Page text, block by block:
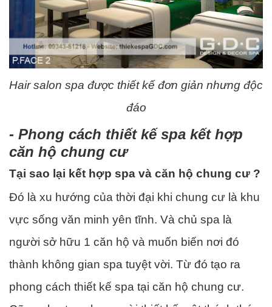
Hair salon spa được thiết kế đơn giản nhưng độc
đáo
- Phong cách thiết kế spa kết hợp
căn hộ chung cư
Tại sao lại kết hợp spa và căn hộ chung cư ?
Đó là xu hướng của thời đại khi chung cư là khu
vực sống văn minh yên tĩnh. Và chủ spa là
người sở hữu 1 căn hộ và muốn biến nơi đó
thành không gian spa tuyệt vời. Từ đó tạo ra
phong cách thiết kế spa tại căn hộ chung cư.